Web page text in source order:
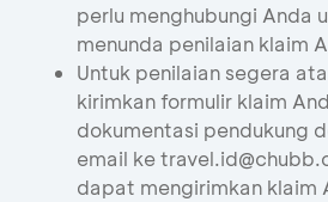
perlu menghubungi Anda
menunda penilaian klaim
Untuk penilaian segera
kirimkan formulir klaim
dokumentasi pendukung
email ke
dapat mengirimkan klaim